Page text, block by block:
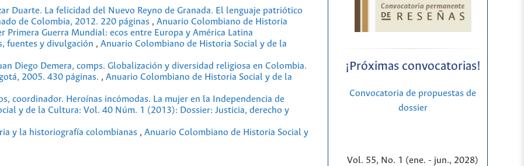
Duarte. La felicidad del Nuevo Reyno de Granada. El lenguaje patriótico
de Colombia, 2012. 220 páginas , Anuario Colombiano de Historia
Guerra Mundial: ecos entre Europa y América Latina
fuentes y divulgación , Anuario Colombiano de Historia Social y de la
Diego Demera, comps. Globalización y diversidad religiosa en Colombia.
2005. 430 páginas. , Anuario Colombiano de Historia Social y de la
coordinador. Heroínas incómodas. La mujer en la Independencia de
y de la Cultura: Vol. 40 Núm. 1 (2013): Dossier: Justicia, derecho y
y la historiografía colombianas , Anuario Colombiano de Historia Social y
¡Próximas convocatorias!
Convocatoria de propuestas de
dossier
Vol. 55, No. 1 (ene. - jun., 2028)